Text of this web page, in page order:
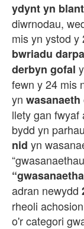
ydynt yn
diwrnodau,
mis yn ystod y
bwriadu
derbyn gofal
fewn y 24 mis
yn
llety gan fwyaf
bydd yn
nid yn
adran newydd
rheoli
o'r categori